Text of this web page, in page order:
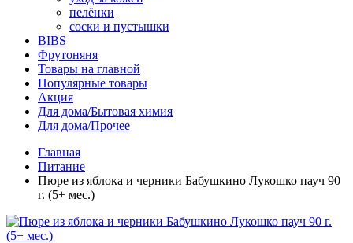
пелёнки
соски и пустышки
BIBS
Фрутоняня
Товары на главной
Популярные товары
Акция
Для дома/Бытовая химия
Для дома/Прочее
Главная
Питание
Пюре из яблока и черники Бабушкино Лукошко пауч 90
г. (5+ мес.)